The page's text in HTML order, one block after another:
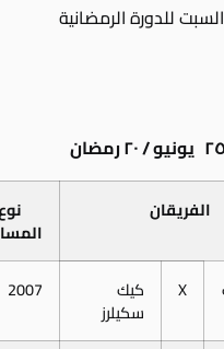
للدورة الرمضانية
الفريقان
X كيك
سكيلرز
2007